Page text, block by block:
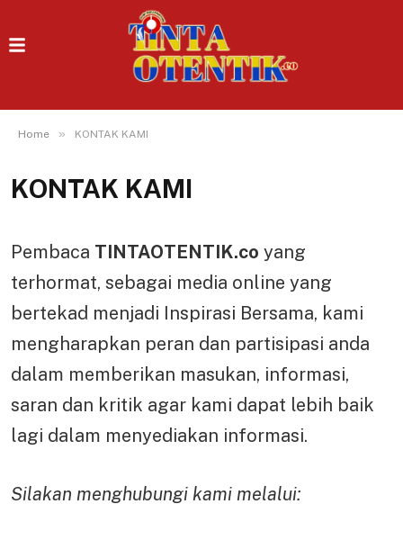
Home » KONTAK KAMI
KONTAK KAMI
Pembaca TINTAOTENTIK.co yang
terhormat, sebagai media online yang
bertekad menjadi Inspirasi Bersama, kami
mengharapkan peran dan partisipasi anda
dalam memberikan masukan, informasi,
saran dan kritik agar kami dapat lebih baik
lagi dalam menyediakan informasi.
Silakan menghubungi kami melalui: